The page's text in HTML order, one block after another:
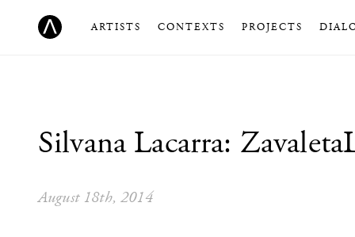
ARTISTS CONTEXTS PROJECTS
Silvana Lacarra:
August 18th, 2014